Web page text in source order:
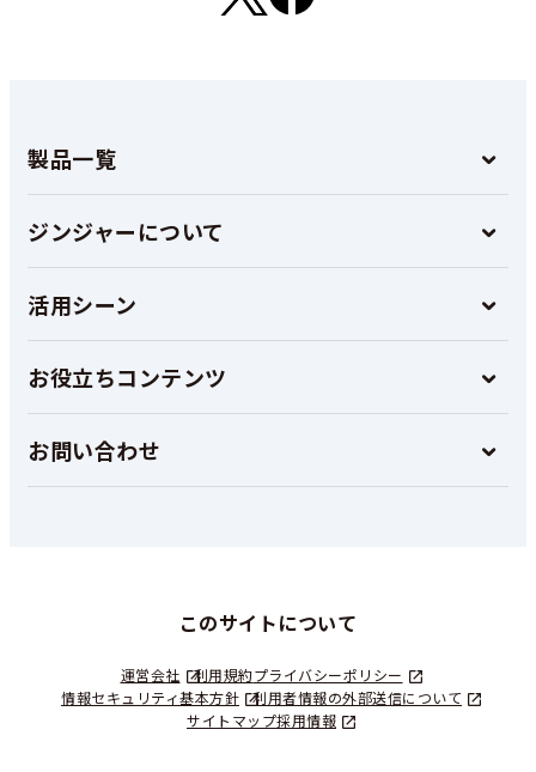
製品一覧
ジンジャーについて
活用シーン
お役立ちコンテンツ
お問い合わせ
このサイトについて
運営会社 利用規約プライバシーポリシー
情報セキュリティ基本方針
利用者情報の外部送信について
サイトマップ採用情報